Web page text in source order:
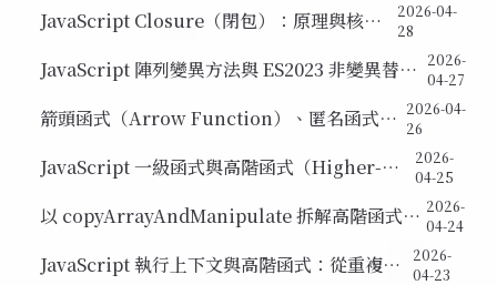
JavaScript Closure（閉包）：原理與核心
2026-04-
28
JavaScript 陣列變異方法與 ES2023 非變異替代
2026-
04-27
箭頭函式（Arrow Function）、匿名函式與 2026-04-
26
JavaScript 一級函式與高階函式（Higher-
2026-
04-25
以 copyArrayAndManipulate 拆解高階函式
2026-
04-24
JavaScript 執行上下文與高階函式：從重複程
2026-
04-23